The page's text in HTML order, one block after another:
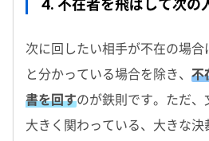
4. 不在者を飛ばして次の
次に回したい相手が不在の場合
と分かっている場合を除き、 不
書を回すのが鉄則です。ただ
大きく関わっている、大きな決